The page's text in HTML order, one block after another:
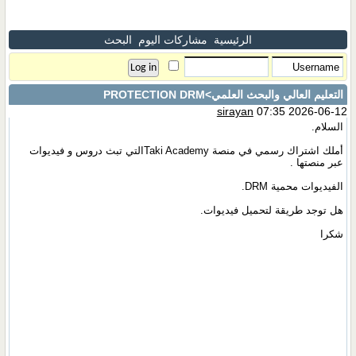
الرئيسية مشاركات اليوم البحث
التعليم العالي والبحث العلمي>PROTECTION DRM
sirayan 07:35 2026-06-12
السلام.
أملك اشتراك رسمي في منصة Taki Academyالتي تبث دروس و فيديوات
عبر منصتها .
الفيديوات محمية DRM.
هل توجد طريقة لتحميل فيديوات.
شكرا